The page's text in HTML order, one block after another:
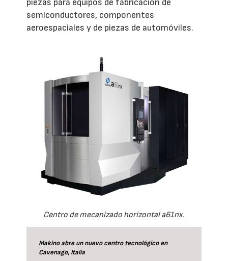
piezas para equipos de fabricación de
semiconductores, componentes
aeroespaciales y de piezas de automóviles.
Centro de mecanizado horizontal a61nx.
Makino abre un nuevo centro tecnológico en
Cavenago, Italia